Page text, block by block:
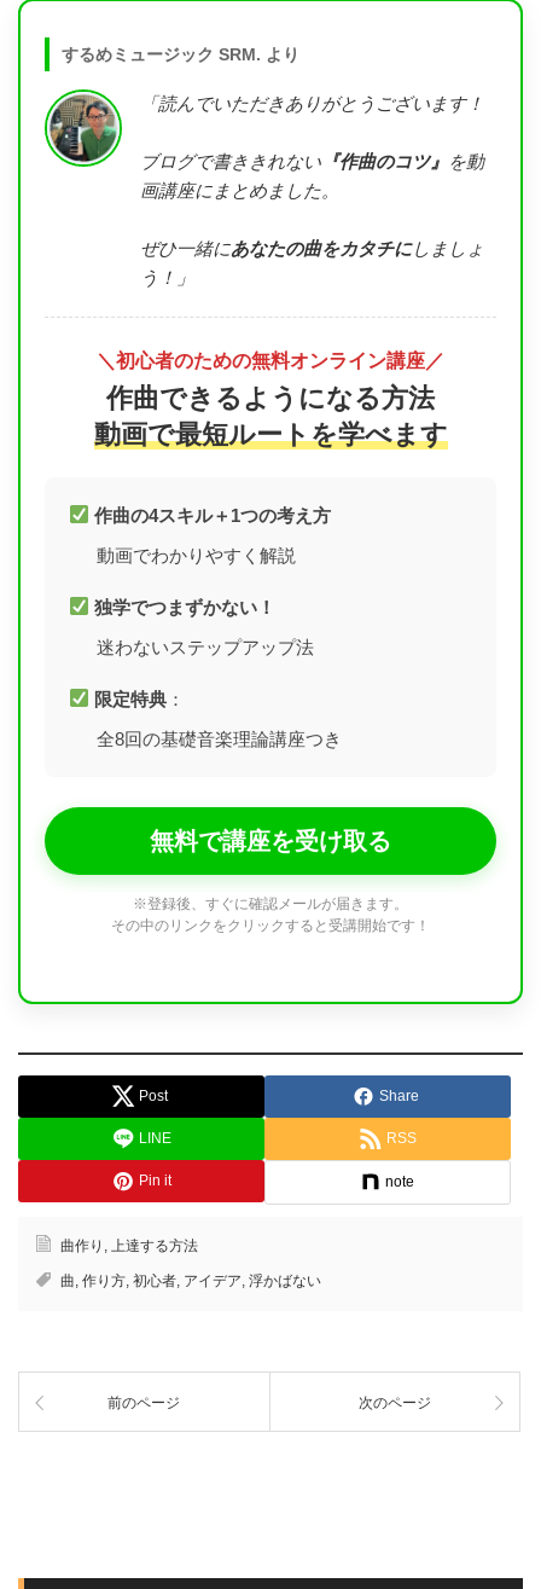
するめミュージック SRM. より
「読んでいただきありがとうございます！
ブログで書ききれない 『作曲のコツ』 を動
画講座にまとめました。
ぜひ一緒にあなたの曲をカタチにしましょ
う！」
＼初心者のための無料オンライン講座／
作曲できるようになる方法
動画で最短ルートを学べます
作曲の4スキル＋1つの考え方
動画でわかりやすく解説
独学でつまずかない！
迷わないステップアップ法
限定特典 ：
全8回の基礎音楽理論講座つき
無料で講座を受け取る
※登録後、すぐに確認メールが届きます。
その中のリンクをクリックすると受講開始です！
Post Share
LINE RSS
Pin it note
曲作り , 上達する方法
曲, 作り方, 初心者, アイデア, 浮かばない
前のページ 次のページ